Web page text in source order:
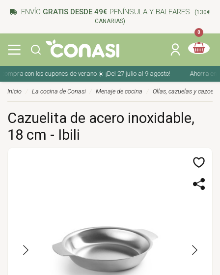
ENVÍO GRATIS DESDE 49€ PENÍNSULA Y BALEARES
(130€
CANARIAS)
0
con los cupones de verano ☀️ ¡Del 27 julio al 9 agosto! Ahorra en
Inicio La cocina de Conasi Menaje de cocina Ollas, cazuelas y cazos
Cazuelita de acero inoxidable,
18 cm - Ibili